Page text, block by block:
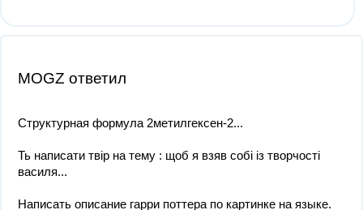
MOGZ ответил
Структурная формула 2метилгексен-2...
Ть написати твір на тему : щоб я взяв собі із творчості
василя...
Написать описание гарри поттера по картинке на языке.